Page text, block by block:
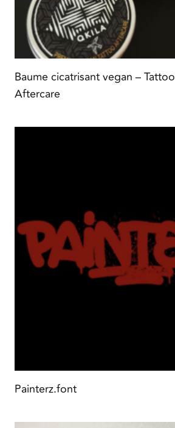
Baume cicatrisant vegan – Tattoo
Aftercare
Painterz.font